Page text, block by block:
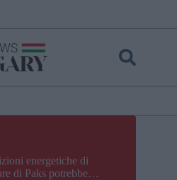
energetiche di
di Paks potrebbe